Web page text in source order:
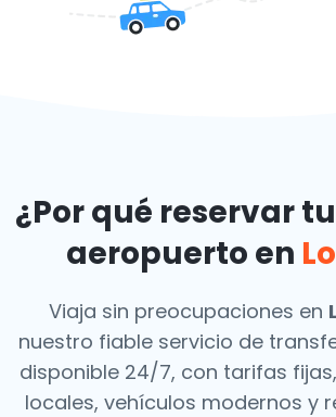
¿Por qué reservar
aeropuerto en
Viaja sin preocupaciones en
nuestro fiable servicio de
disponible 24/7, con tarifas
locales, vehículos modernos y